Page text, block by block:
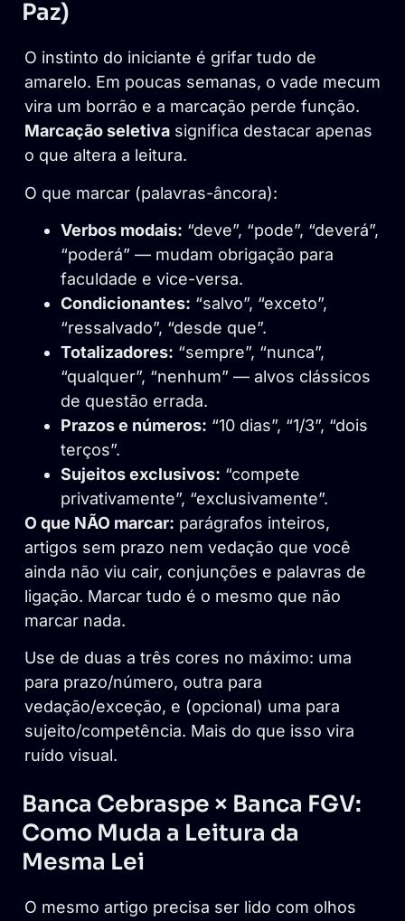
Paz)
O instinto do iniciante é grifar tudo de
amarelo. Em poucas semanas, o vade mecum
vira um borrão e a marcação perde função.
Marcação seletiva significa destacar apenas
o que altera a leitura.
O que marcar (palavras-âncora):
Verbos modais: “deve”, “pode”, “deverá”,
“poderá” — mudam obrigação para
faculdade e vice-versa.
Condicionantes: “salvo”, “exceto”,
“ressalvado”, “desde que”.
Totalizadores: “sempre”, “nunca”,
“qualquer”, “nenhum” — alvos clássicos
de questão errada.
Prazos e números: “10 dias”, “1/3”, “dois
terços”.
Sujeitos exclusivos: “compete
privativamente”, “exclusivamente”.
O que NÃO marcar: parágrafos inteiros,
artigos sem prazo nem vedação que você
ainda não viu cair, conjunções e palavras de
ligação. Marcar tudo é o mesmo que não
marcar nada.
Use de duas a três cores no máximo: uma
para prazo/número, outra para
vedação/exceção, e (opcional) uma para
sujeito/competência. Mais do que isso vira
ruído visual.
Banca Cebraspe × Banca FGV:
Como Muda a Leitura da
Mesma Lei
O mesmo artigo precisa ser lido com olhos